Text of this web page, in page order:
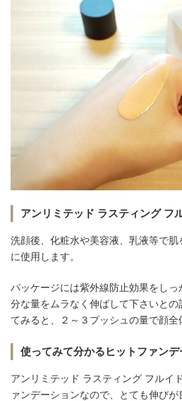
アンリミテッド ラスティング フ
洗顔後、化粧水や美容液、乳液等で
に使用します。
パッケージには紫外線防止効果をし
分な量をムラなく伸ばして下さいと
てみると、２～３プッシュの量で顔全
使ってみて分かるヒットファン
アンリミテッド ラスティング フルイ
ァンデーションなので、とても伸び